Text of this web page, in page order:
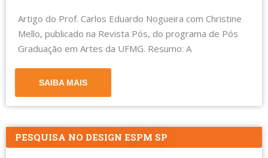
Artigo do Prof. Carlos Eduardo Nogueira com Christine
Mello, publicado na Revista Pós, do programa de Pós
Graduação em Artes da UFMG. Resumo: A
SAIBA MAIS
PESQUISA NO DESIGN ESPM SP